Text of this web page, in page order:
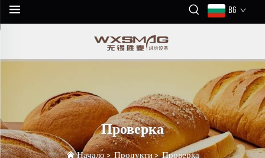
BG
Проверка
Начало> Продукти>Проверка